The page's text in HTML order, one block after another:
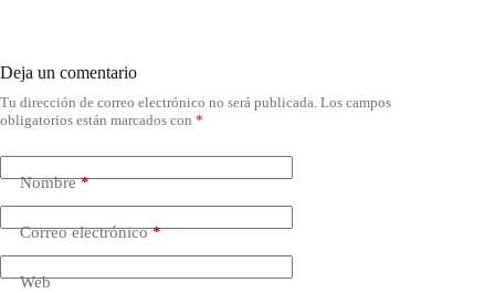
Deja un comentario
Tu dirección de correo electrónico no será publicada. Los campos
obligatorios están marcados con *
Nombre*
Correo electrónico*
Web